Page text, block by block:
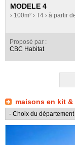
MODELE 4
› 100m² › T4 › à partir
Proposé par :
CBC Habitat
maisons en kit